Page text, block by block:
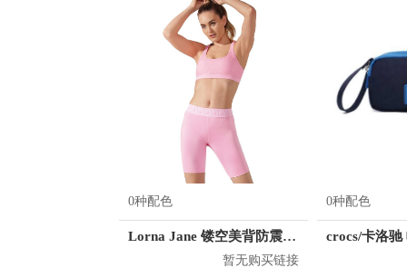
0种配色
Lorna Jane 镂空美背防震运动内衣 121942
暂无购买链接
0种配色